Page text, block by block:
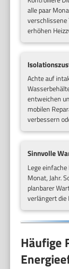
alle paar
verschlissene
erhöhen
Achte auf
entweichen
mobilen
verbessern
Sinnvolle
Lege
Monat, Jahr.
planbarer
verlängert die
Häufige